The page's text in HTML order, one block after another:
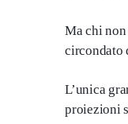
Ma chi
L’unica
proiezioni